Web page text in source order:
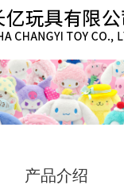
片,91香蕉APP污,91香蕉在
产品介绍